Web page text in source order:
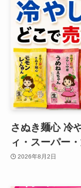
さぬき麺心 冷
ィ・スーパー
2026年8月2日